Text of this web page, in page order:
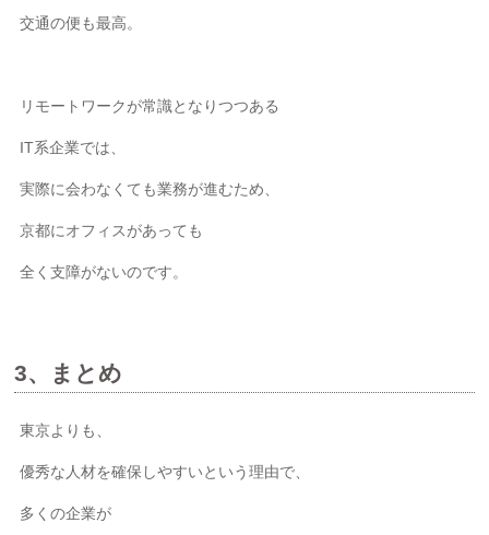
交通の便も最高。
リモートワークが常識となりつつある
IT系企業では、
実際に会わなくても業務が進むため、
京都にオフィスがあっても
全く支障がないのです。
3、まとめ
東京よりも、
優秀な人材を確保しやすいという理由で、
多くの企業が